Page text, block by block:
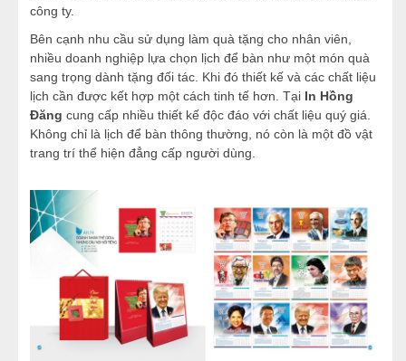
công ty.
Bên cạnh nhu cầu sử dụng làm quà tặng cho nhân viên,
nhiều doanh nghiệp lựa chọn lịch để bàn như một món quà
sang trọng dành tặng đối tác. Khi đó thiết kế và các chất liệu
lịch cần được kết hợp một cách tinh tế hơn. Tại In Hồng
Đăng cung cấp nhiều thiết kế độc đáo với chất liệu quý giá.
Không chỉ là lịch để bàn thông thường, nó còn là một đồ vật
trang trí thể hiện đẳng cấp người dùng.